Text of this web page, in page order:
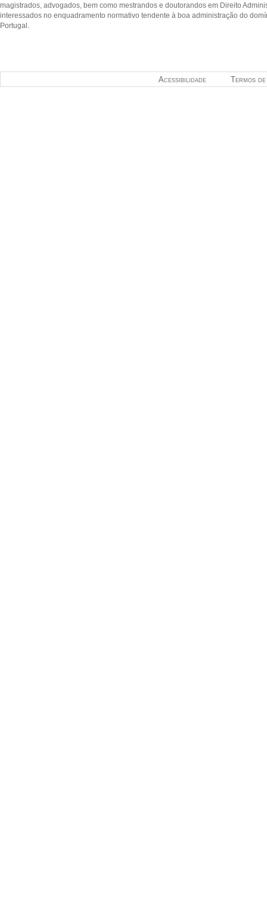
magistrados, advogados, bem como mestrandos e doutorandos em Direito
interessados no enquadramento normativo tendente à boa administração do
Portugal.
Termos
Acessibilidade